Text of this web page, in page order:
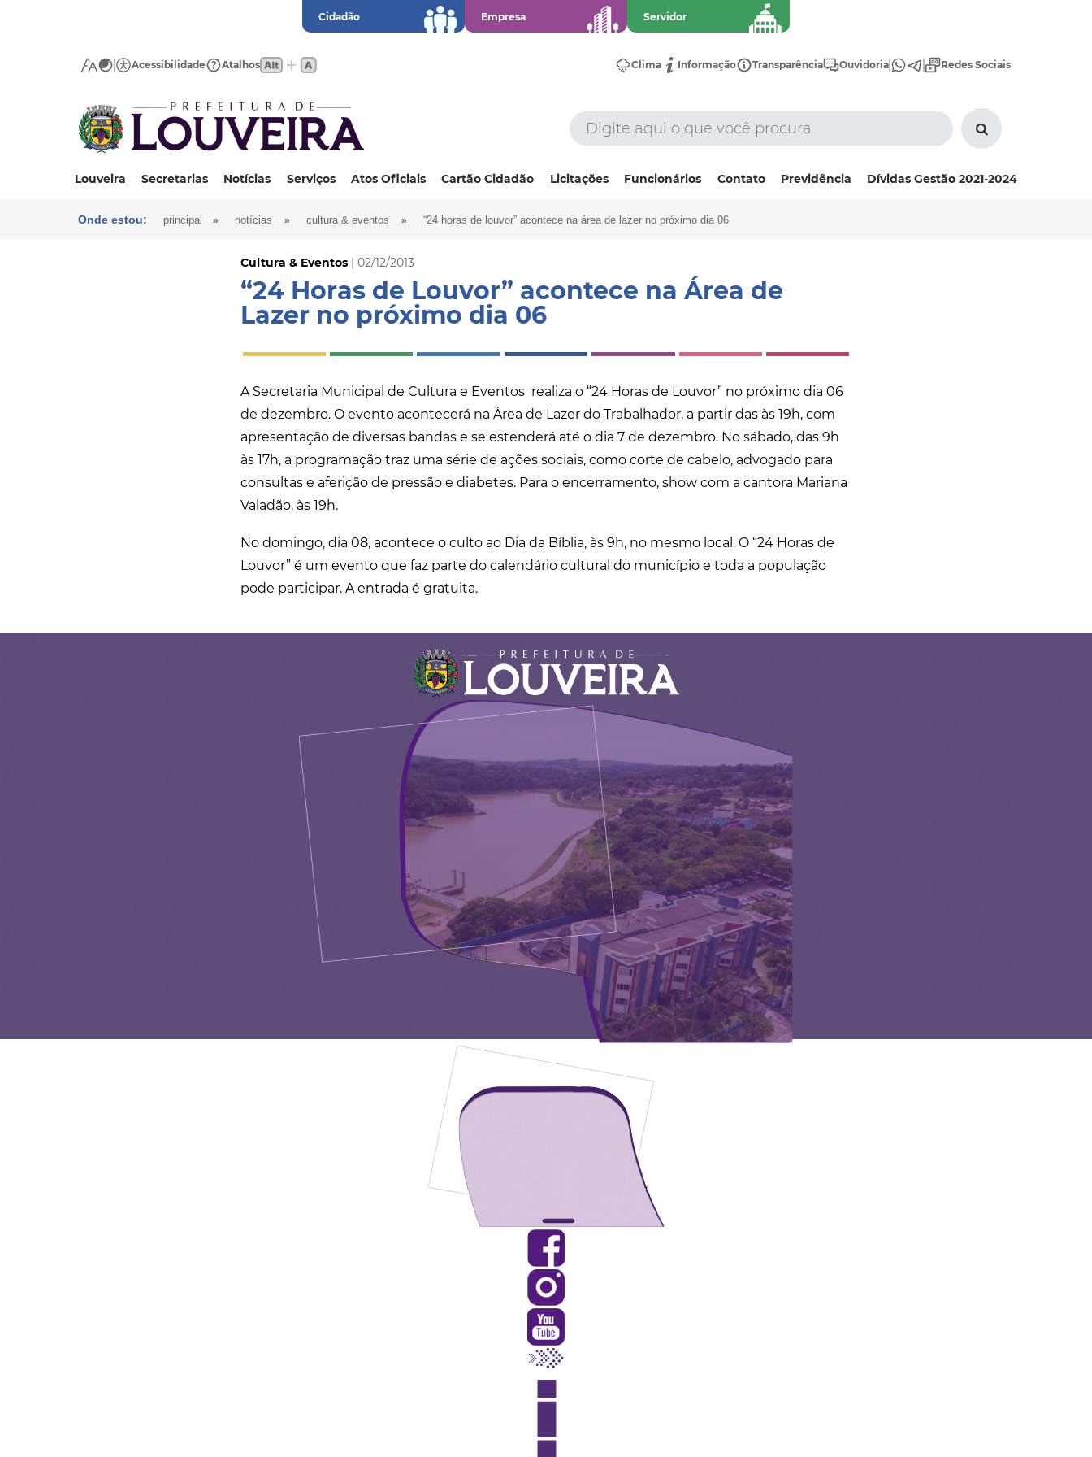
Cidadão Empresa Servidor
Acessibilidade Atalhos Clima Informação Transparência Ouvidoria Redes Sociais
Louveira Secretarias Notícias Serviços Atos Oficiais Cartão Cidadão Licitações Funcionários Contato Previdência Dívidas Gestão 2021-2024
Onde estou: principal » notícias » cultura & eventos » “24 horas de louvor” acontece na área de lazer no próximo dia 06
Cultura & Eventos | 02/12/2013
“24 Horas de Louvor” acontece na Área de
Lazer no próximo dia 06
A Secretaria Municipal de Cultura e Eventos realiza o “24 Horas de Louvor” no próximo dia 06
de dezembro. O evento acontecerá na Área de Lazer do Trabalhador, a partir das às 19h, com
apresentação de diversas bandas e se estenderá até o dia 7 de dezembro. No sábado, das 9h
às 17h, a programação traz uma série de ações sociais, como corte de cabelo, advogado para
consultas e aferição de pressão e diabetes. Para o encerramento, show com a cantora Mariana
Valadão, às 19h.
No domingo, dia 08, acontece o culto ao Dia da Bíblia, às 9h, no mesmo local. O “24 Horas de
Louvor” é um evento que faz parte do calendário cultural do município e toda a população
pode participar. A entrada é gratuita.